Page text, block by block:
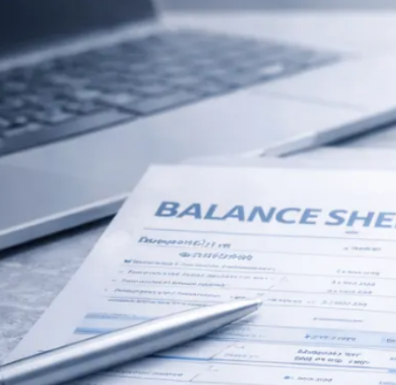
Personaladministration
Steuer & Recht
Abschlussberatung
Gesetzliche Revisionen
Spezialprüfungen
Vorsorge & öffentliche Organisationen
Interne Kontrollen & Prozessprüfungen
Beratung
Gründung & Entwicklung
Umstrukturierung & Sanierung
Nachfolge & Transaktionen
Bewertung & Planung
Wissen